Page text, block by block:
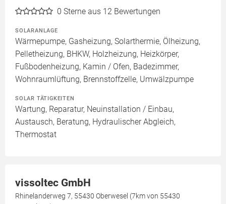
0 Sterne aus 12 Bewertungen
SOLARANLAGE
Wärmepumpe, Gasheizung, Solarthermie, Ölheizung,
Pelletheizung, BHKW, Holzheizung, Heizkörper,
Fußbodenheizung, Kamin / Ofen, Badezimmer,
Wohnraumlüftung, Brennstoffzelle, Umwälzpumpe
SOLAR TÄTIGKEITEN
Wartung, Reparatur, Neuinstallation / Einbau,
Austausch, Beratung, Hydraulischer Abgleich,
Thermostat
vissoltec GmbH
Rhinelanderweg 7, 55430 Oberwesel (7km von 55430